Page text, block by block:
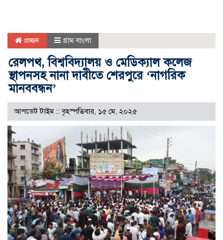
প্রচ্ছদ গ্রাম বাংলা
রেলপথ, বিশ্ববিদ্যালয় ও মেডিক্যাল কলেজ
স্থাপনসহ নানা দাবীতে শেরপুরে ‘নাগরিক
মানববন্ধন’
আপডেট টাইম :: বৃহস্পতিবার, ১৫ মে, ২০২৫